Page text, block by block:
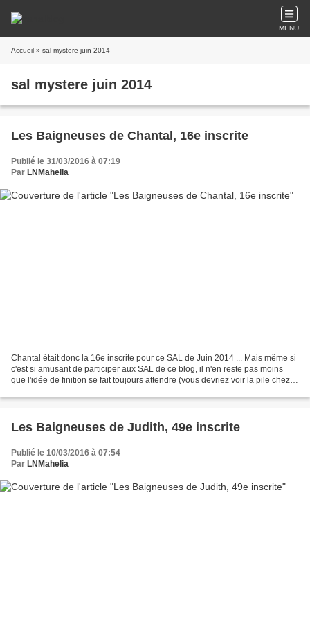
MENU
Accueil » sal mystere juin 2014
sal mystere juin 2014
Les Baigneuses de Chantal, 16e inscrite
Publié le 31/03/2016 à 07:19
Par LNMahelia
Chantal était donc la 16e inscrite pour ce SAL de Juin 2014 ... Mais même si
c'est si amusant de participer aux SAL de ce blog, il n'en reste pas moins
que l'idée de finition se fait toujours attendre (vous devriez voir la pile chez
Les Baigneuses de Judith, 49e inscrite
Publié le 10/03/2016 à 07:54
Par LNMahelia